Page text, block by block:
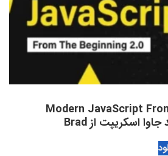
Modern JavaScript
(2024) | آموزش جدید جاوا اسکریپت از Brad